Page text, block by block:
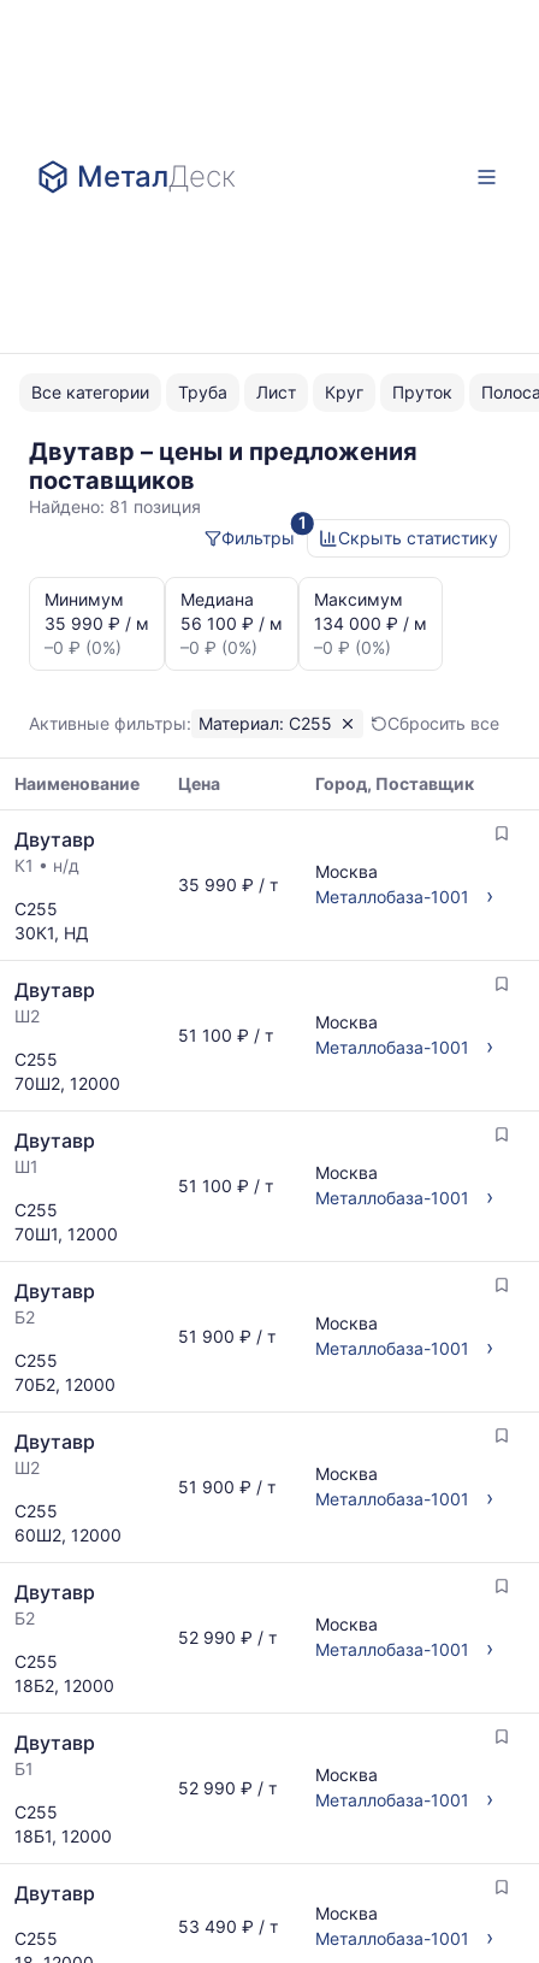
МеталДеск
Все категории Труба Лист Круг Пруток
Двутавр – цены и предложения
поставщиков
Найдено: 81 позиция
1
Фильтры
Скрыть статистику
динамика
цен:
Двутавр
Показаны
минимальная,
медианная
и
максимальная
цена
по
данным
прайс-
листов
последний
месяц.
Статистика
рассчитывается
предложениям
и
по
мере
обновления
прайс-
листов.
Минимум
35 990 ₽ / м
–0 ₽ (0%)
Медиана
56 100 ₽ / м
–0 ₽ (0%)
Максимум
134 000 ₽ / м
–0 ₽ (0%)
Активные фильтры: Материал: С255 Сбросить все
цен
на
указанием
ГОСТ,
размеров
по
запросу
Наименование Цена Город, Поставщик
Двутавр
К1 • н/д
С255
30К1, НД
35 990 ₽ / т
Москва
Металлобаза-1001
›
Двутавр
Ш2
С255
70Ш2, 12000
51 100 ₽ / т
Москва
Металлобаза-1001
›
Двутавр
Ш1
С255
70Ш1, 12000
51 100 ₽ / т
Москва
Металлобаза-1001
›
Двутавр
Б2
С255
70Б2, 12000
51 900 ₽ / т
Москва
Металлобаза-1001
›
Двутавр
Ш2
С255
60Ш2, 12000
51 900 ₽ / т
Москва
Металлобаза-1001
›
Двутавр
Б2
С255
18Б2, 12000
52 990 ₽ / т
Москва
Металлобаза-1001
›
Двутавр
Б1
С255
18Б1, 12000
52 990 ₽ / т
Москва
Металлобаза-1001
›
Двутавр
С255
53 490 ₽ / т
Москва
Металлобаза-1001
›